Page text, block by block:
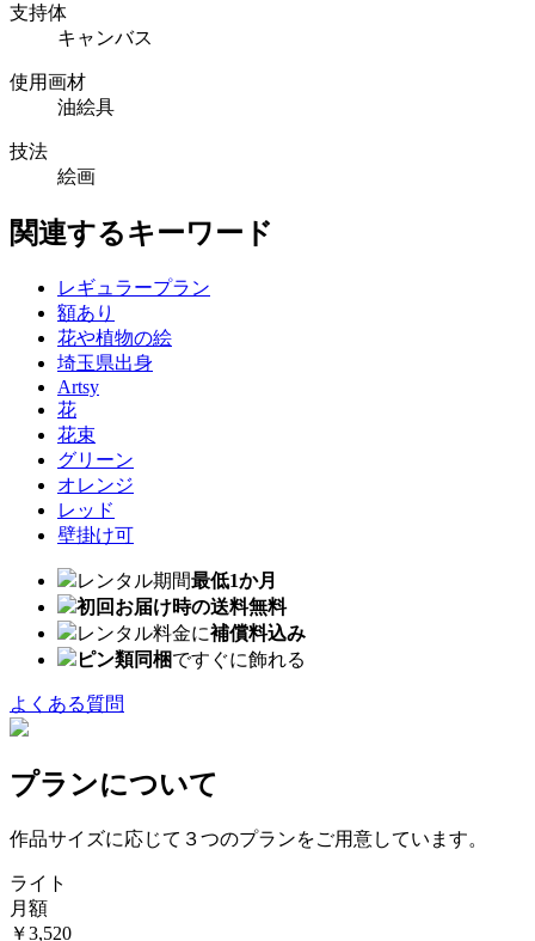
支持体
キャンバス
使用画材
油絵具
技法
絵画
関連するキーワード
レギュラープラン
額あり
花や植物の絵
埼玉県出身
Artsy
花
花束
グリーン
オレンジ
レッド
壁掛け可
レンタル期間最低1か月
初回お届け時の送料無料
レンタル料金に補償料込み
ピン類同梱ですぐに飾れる
よくある質問
プランについて
作品サイズに応じて３つのプランをご用意しています。
ライト
月額
￥3,520